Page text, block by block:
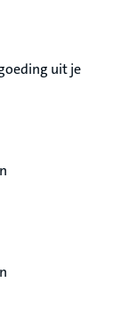
uit je